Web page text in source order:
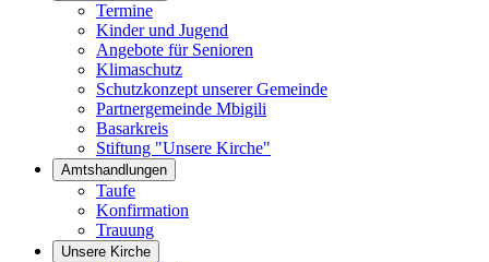
Termine
Kinder und Jugend
Angebote für Senioren
Klimaschutz
Schutzkonzept unserer Gemeinde
Partnergemeinde Mbigili
Basarkreis
Stiftung "Unsere Kirche"
Amtshandlungen
Taufe
Konfirmation
Trauung
Unsere Kirche